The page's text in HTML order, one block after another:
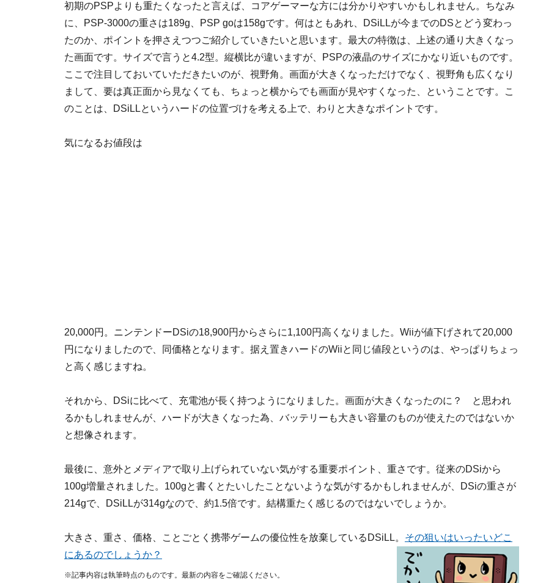
初期のPSPよりも重たくなったと言えば、コアゲーマーな方には分かりやすいかもしれません。ちなみ
に、PSP-3000の重さは189g、PSP goは158gです。何はともあれ、DSiLLが今までのDSとどう変わっ
たのか、ポイントを押さえつつご紹介していきたいと思います。最大の特徴は、上述の通り大きくなっ
た画面です。サイズで言うと4.2型。縦横比が違いますが、PSPの液晶のサイズにかなり近いものです。
ここで注目しておいていただきたいのが、 視野角 。画面が大きくなっただけでなく、視野角も広くなり
まして、要は真正面から見なくても、ちょっと横からでも画面が見やすくなった、ということです。こ
のことは、DSiLLというハードの位置づけを考える上で、わりと大きなポイントです。
気になるお値段は
20,000円 。ニンテンドーDSiの18,900円からさらに1,100円高くなりました。Wiiが値下げされて20,000
円になりましたので、同価格となります。据え置きハードのWiiと同じ値段というのは、やっぱりちょっ
と高く感じますね。
それから、DSiに比べて、充電池が長く持つようになりました。画面が大きくなったのに？ と思われ
るかもしれませんが、ハードが大きくなった為、バッテリーも大きい容量のものが使えたのではないか
と想像されます。
最後に、意外とメディアで取り上げられていない気がする重要ポイント、重さです。従来のDSiから
100g増量されました。100gと書くとたいしたことないような気がするかもしれませんが、DSiの重さが
214gで、DSiLLが314gなので、 約1.5倍です。結構重たく感じるのではないでしょうか。
大きさ、重さ、価格、ことごとく携帯ゲームの優位性を放棄しているDSiLL。 その狙いはいったいどこ
にあるのでしょうか？
※記事内容は執筆時点のものです。最新の内容をご確認ください。